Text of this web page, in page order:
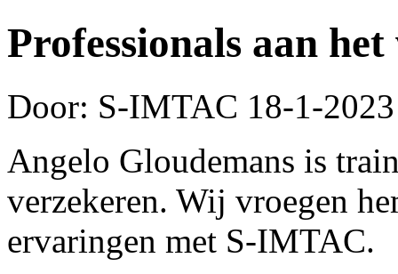
Professionals aan
Door: S-IMTAC 18-1-2023
Angelo Gloudemans is
verzekeren. Wij vroegen
ervaringen met S-IMTAC.